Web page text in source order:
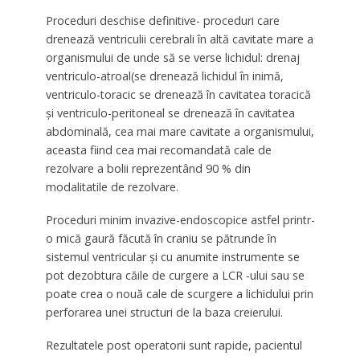
Proceduri deschise definitive- proceduri care
drenează ventriculii cerebrali în altă cavitate mare a
organismului de unde să se verse lichidul: drenaj
ventriculo-atroal(se drenează lichidul în inimă,
ventriculo-toracic se drenează în cavitatea toracică
și ventriculo-peritoneal se drenează în cavitatea
abdominală, cea mai mare cavitate a organismului,
aceasta fiind cea mai recomandată cale de
rezolvare a bolii reprezentând 90 % din
modalitatile de rezolvare.
Proceduri minim invazive-endoscopice astfel printr-
o mică gaură făcută în craniu se pătrunde în
sistemul ventricular și cu anumite instrumente se
pot dezobtura căile de curgere a LCR -ului sau se
poate crea o nouă cale de scurgere a lichidului prin
perforarea unei structuri de la baza creierului.
Rezultatele post operatorii sunt rapide, pacientul